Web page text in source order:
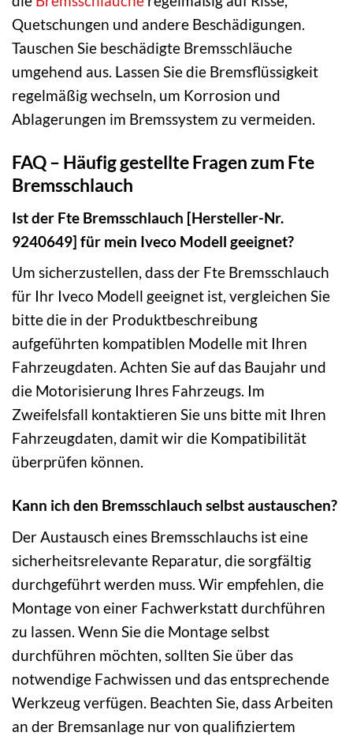
Quetschungen und andere Beschädigungen.
Tauschen Sie beschädigte Bremsschläuche
umgehend aus. Lassen Sie die Bremsflüssigkeit
regelmäßig wechseln, um Korrosion und
Ablagerungen im Bremssystem zu vermeiden.
FAQ – Häufig gestellte Fragen zum Fte
Bremsschlauch
Ist der Fte Bremsschlauch [Hersteller-Nr.
9240649] für mein Iveco Modell geeignet?
Um sicherzustellen, dass der Fte Bremsschlauch
für Ihr Iveco Modell geeignet ist, vergleichen Sie
bitte die in der Produktbeschreibung
aufgeführten kompatiblen Modelle mit Ihren
Fahrzeugdaten. Achten Sie auf das Baujahr und
die Motorisierung Ihres Fahrzeugs. Im
Zweifelsfall kontaktieren Sie uns bitte mit Ihren
Fahrzeugdaten, damit wir die Kompatibilität
überprüfen können.
Kann ich den Bremsschlauch selbst austauschen?
Der Austausch eines Bremsschlauchs ist eine
sicherheitsrelevante Reparatur, die sorgfältig
durchgeführt werden muss. Wir empfehlen, die
Montage von einer Fachwerkstatt durchführen
zu lassen. Wenn Sie die Montage selbst
durchführen möchten, sollten Sie über das
notwendige Fachwissen und das entsprechende
Werkzeug verfügen. Beachten Sie, dass Arbeiten
an der Bremsanlage nur von qualifiziertem